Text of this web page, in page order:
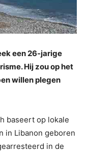
een 26-jarige
Hij zou op het
willen plegen
baseert op lokale
in Libanon geboren
in de